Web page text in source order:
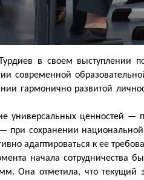
в своем выступлении
современной
гармонично развитой
универсальных ценностей —
при сохранении
адаптироваться к ее
начала сотрудничества
Она отметила, что текущий